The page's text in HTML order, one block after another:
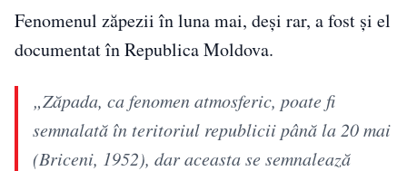
Fenomenul zăpezii în luna mai, deși rar, a fost și el
documentat în Republica Moldova.
„Zăpada, ca fenomen atmosferic, poate fi
semnalată în teritoriul republicii până la 20 mai
(Briceni, 1952), dar aceasta se semnalează